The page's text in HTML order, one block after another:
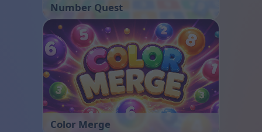
Number Quest
Color Merge